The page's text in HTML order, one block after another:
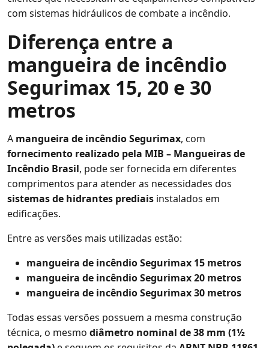
com sistemas hidráulicos de combate a incêndio.
Diferença entre a
mangueira de incêndio
Segurimax 15, 20 e 30
metros
A mangueira de incêndio Segurimax, com
fornecimento realizado pela MIB – Mangueiras de
Incêndio Brasil, pode ser fornecida em diferentes
comprimentos para atender as necessidades dos
sistemas de hidrantes prediais instalados em
edificações.
Entre as versões mais utilizadas estão:
mangueira de incêndio Segurimax 15 metros
mangueira de incêndio Segurimax 20 metros
mangueira de incêndio Segurimax 30 metros
Todas essas versões possuem a mesma construção
técnica, o mesmo diâmetro nominal de 38 mm (1½